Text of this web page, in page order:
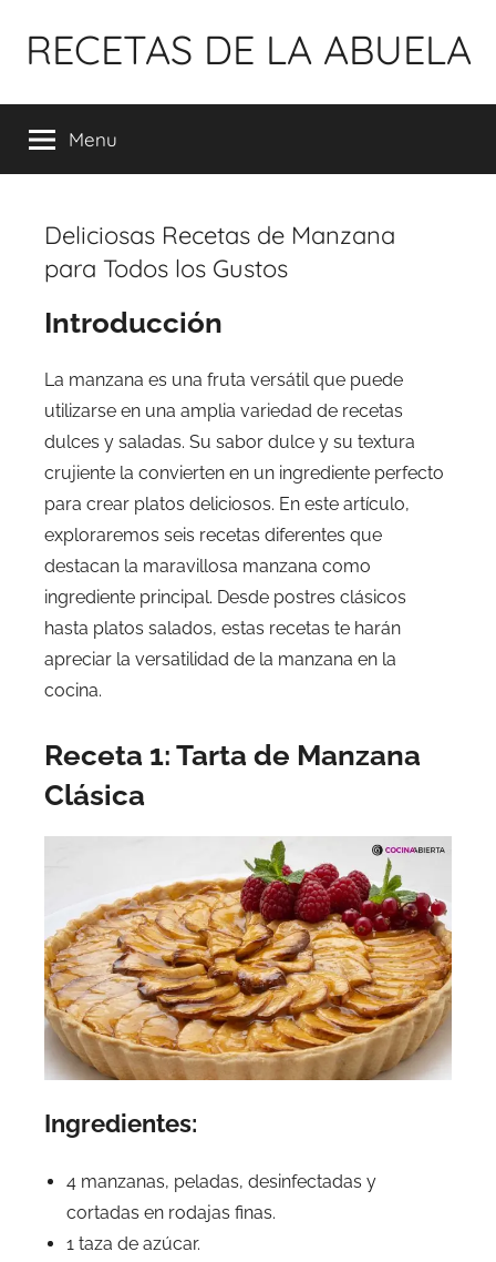
para
conteúdo
RECETAS DE LA ABUELA
Menu
Deliciosas Recetas de Manzana
para Todos los Gustos
Introducción
La manzana es una fruta versátil que puede
utilizarse en una amplia variedad de recetas
dulces y saladas. Su sabor dulce y su textura
crujiente la convierten en un ingrediente perfecto
para crear platos deliciosos. En este artículo,
exploraremos seis recetas diferentes que
destacan la maravillosa manzana como
ingrediente principal. Desde postres clásicos
hasta platos salados, estas recetas te harán
apreciar la versatilidad de la manzana en la
cocina.
Receta 1: Tarta de Manzana
Clásica
Ingredientes:
4 manzanas, peladas, desinfectadas y
cortadas en rodajas finas.
1 taza de azúcar.